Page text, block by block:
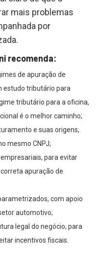
mais problemas
por
recomenda:
de apuração de
estudo tributário para
tributário para a oficina,
é o melhor caminho;
e suas origens,
mesmo CNPJ;
para evitar
apuração de
com apoio
automotivo;
legal do negócio, para
incentivos fiscais.